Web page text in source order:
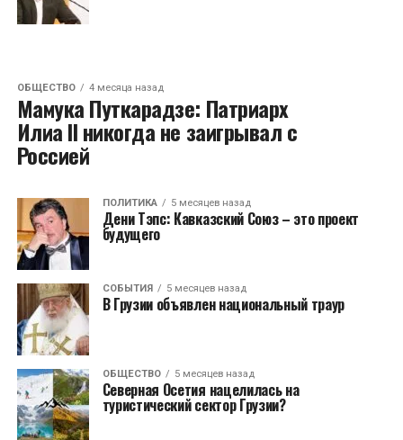
ОБЩЕСТВО 4 месяца назад
Мамука Путкарадзе: Патриарх
Илиа II никогда не заигрывал с
Россией
ПОЛИТИКА 5 месяцев назад
Дени Тэпс: Кавказский Союз – это проект
будущего
СОБЫТИЯ 5 месяцев назад
В Грузии объявлен национальный траур
ОБЩЕСТВО 5 месяцев назад
Северная Осетия нацелилась на
туристический сектор Грузии?